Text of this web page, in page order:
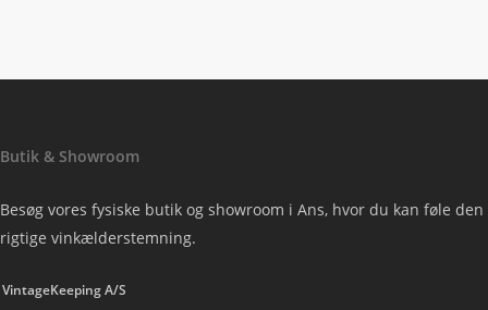
Butik & Showroom
Besøg vores fysiske butik og showroom i Ans, hvor du kan føle den
rigtige vinkælderstemning.
VintageKeeping A/S